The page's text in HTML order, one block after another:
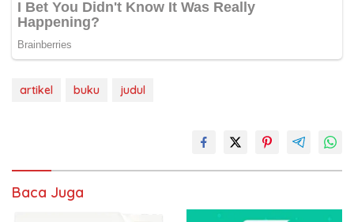
artikel buku judul
Baca Juga